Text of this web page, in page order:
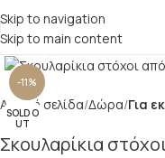
Skip to navigation
Skip to main content
-11%
SOLD O
UT
Click to enlarge
Αρχική σελίδα Δώρα Για
Σκουλαρίκια